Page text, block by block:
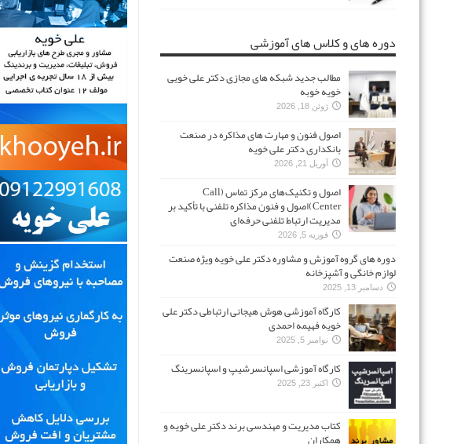
دوره های و کلاس های آموزشی
مطالب جدید شبکه های مجازی دکتر علی خویی
خویه خوبه
ژوئن 18, 2026
اصول فنون و مهارت های مذاکره در صنعت
بانکداری دکتر علی خویه
آوریل 21, 2026
اصول و تکنیک‌های مرکز تماس (Call
Center)اصول و فنون مذاکره تلفنی با تأکید بر
مدیریت ارتباط تلفنی حرفه‌ای
فوریه 5, 2026
دوره های گروه آموزش و مشاوره دکتر علی خویه ویژه صنعت
لوازم خانگی و آشپزخانه
دسامبر 13, 2025
کارگاه آموزشی هوش هیجانی ارتباطی دکتر علی
خویه فهیمه احمدی
نوامبر 5, 2025
کارگاه آموزشی اسپانسرشیپ و اسپانسرینگ
اکتبر 23, 2025
کتاب مدیریت و مهندسی برند دکتر علی خویه و